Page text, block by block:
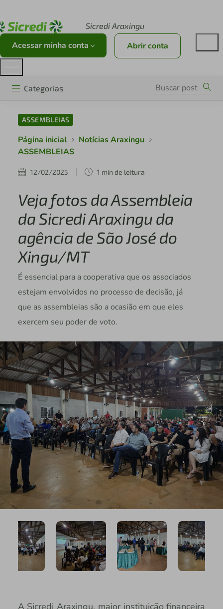
Sicredi Araxingu
Acessar minha conta Abrir conta
Categorias
ASSEMBLEIAS
Página inicial
Notícias Araxingu
ASSEMBLEIAS
12/02/2025 1 min de leitura
Veja fotos da Assembleia
da Sicredi Araxingu da
agência de São José do
Xingu/MT
É essencial para a cooperativa que os associados
estejam envolvidos no processo de decisão, já
que as assembleias são a ocasião em que eles
exercem seu poder de voto.
A Sicredi Araxingu, maior instituição financeira